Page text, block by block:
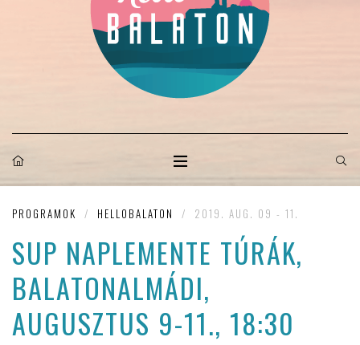
PROGRAMOK / HELLOBALATON / 2019. AUG. 09 - 11.
SUP NAPLEMENTE TÚRÁK,
BALATONALMÁDI,
AUGUSZTUS 9-11., 18:30